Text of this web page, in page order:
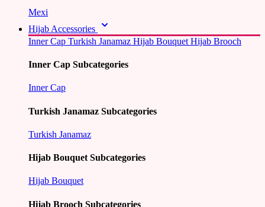
Mexi
Hijab Accessories
Inner Cap Turkish Janamaz Hijab Bouquet Hijab Brooch
Inner Cap Subcategories
Inner Cap
Turkish Janamaz Subcategories
Turkish Janamaz
Hijab Bouquet Subcategories
Hijab Bouquet
Hijab Brooch Subcategories